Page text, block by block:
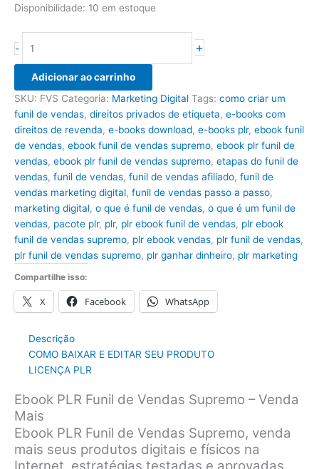
Disponibilidade: 10 em estoque
-
PLR
Funil
Vendas
Supremo
quantidade
+
Adicionar ao carrinho
SKU: FVS Categoria: Marketing Digital Tags: como criar um
funil de vendas, direitos privados de etiqueta, e-books com
direitos de revenda, e-books download, e-books plr, ebook funil
de vendas, ebook funil de vendas supremo, ebook plr funil de
vendas, ebook plr funil de vendas supremo, etapas do funil de
vendas, funil de vendas, funil de vendas afiliado, funil de
vendas marketing digital, funil de vendas passo a passo,
marketing digital, o que é funil de vendas, o que é um funil de
vendas, pacote plr, plr, plr ebook funil de vendas, plr ebook
funil de vendas supremo, plr ebook vendas, plr funil de vendas,
plr funil de vendas supremo, plr ganhar dinheiro, plr marketing
Compartilhe isso:
X Facebook WhatsApp
Descrição
COMO BAIXAR E EDITAR SEU PRODUTO
LICENÇA PLR
Ebook PLR Funil de Vendas Supremo – Venda
Mais
Ebook PLR Funil de Vendas Supremo, venda
mais seus produtos digitais e físicos na